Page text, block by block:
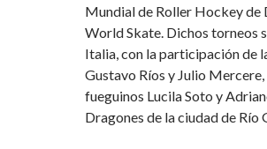
Mundial de Roller Hockey de
World Skate. Dichos torneos
Italia, con la participación de
Gustavo Ríos y Julio
fueguinos Lucila Soto y
Dragones de la ciudad de Río